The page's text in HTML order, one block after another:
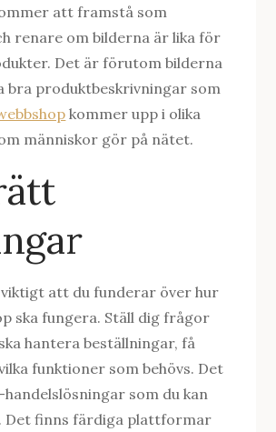
att framstå som
renare om bilderna är lika för
Det är förutom bilderna
bra produktbeskrivningar som
kommer upp i olika
människor gör på nätet.
viktigt att du funderar över hur
ska fungera. Ställ dig frågor
hantera beställningar, få
funktioner som behövs. Det
som du kan
Det finns färdiga plattformar